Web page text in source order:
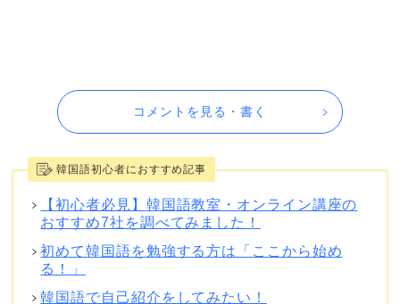
コメントを見る・書く
韓国語初心者におすすめ記事
【初心者必見】韓国語教室・オンライン講座の
おすすめ7社を調べてみました！
初めて韓国語を勉強する方は「ここから始め
る！」
韓国語で自己紹介をしてみたい！